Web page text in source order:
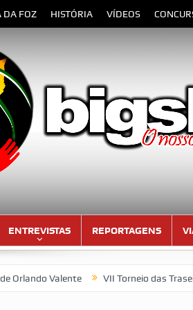
DA FOZ HISTÓRIA VÍDEOS
ENTREVISTAS REPORTAGENS
Valente VII Torneio das Traseiras –